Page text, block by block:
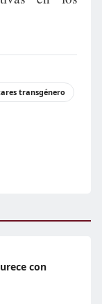
transgénero
con